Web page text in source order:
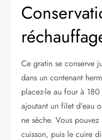
Ce gratin se conserve
dans un contenant
placez-le au four à
ajoutant un filet d’eau
ne sèche. Vous
cuisson, puis le cuire